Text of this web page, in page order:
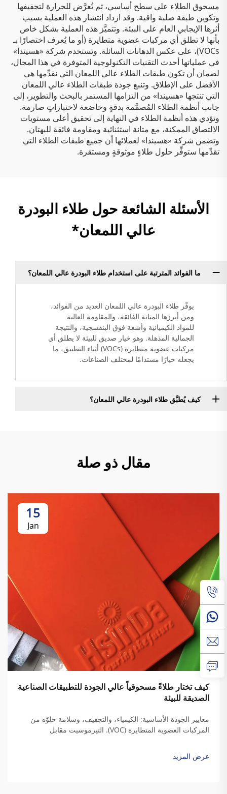
مسحوق الطلاء على سطح أساسي، ثم تُعرَّض للحرارة لتجفيفها
وتكوين طبقة صلبة واقية. وقد ازداد انتشار هذه العملية بسبب
أثرها الإيجابي العام على البيئة. وتتميَّز هذه العملية بشكل خاص
بأنها لا تطلق أي مركبات عضوية متطايرة (أو ما يُعرف اختصارًا بـ
VOCs)، على عكس الدهانات السائلة. وتستخدم شركة «هسيندا»
في عملياتها أحدث التقنيات التكنولوجية المتوفرة في هذا المجال،
لضمان أن تكون طبقات الطلاء عالي اللمعان التي نقدِّمها هي
الأفضل على الإطلاق. وتنبع جودة طبقات الطلاء عالي اللمعان
التي تنتجها «هسيندا» من التزامها المستمر بالبحث والتطوير، إلى
جانب أنظمة الطلاء المُصمَّمة بدقةٍ وخاضعة لاختباراتٍ صارمة.
وتؤدي هذه أنظمة الطلاء في النهاية إلى تحقيق أعلى مستويات
الالتصاق الممكنة، مع متانة استثنائية ومقاومة فائقة للبهتان.
وتضمن شركة «هسيندا» لعملائها أن جميع طبقات الطلاء التي
تقدِّمها ستوفِّر حلول طلاءٍ موثوقةٍ ومستقرة.
الأسئلة الشائعة حول طلاء البودرة
عالي اللمعان*
ما الفوائد المترتبة على استخدام طلاء البودرة عالي اللمعان؟
يوفّر طلاء البودرة عالي اللمعان العديد من الفوائد،
ومن أبرزها المتانة الفائقة، والمقاومة العالية
للمواد الكيميائية وأشعة فوق البنفسجية، والنتيجة
الجمالية المذهلة. وهو خيار صديق للبيئة لا يطلق أي
مركبات عضوية متطايرة (VOCs) أثناء التطبيق، ما
يجعله خيارًا مستدامًا لمختلف الصناعات.
كيف يُطبَّق طلاء البودرة عالي اللمعان؟
مقال ذو صلة
15
Jan
كيف تختار طلاءً مسحوقياً عالي الجودة للتطبيقات الصناعية
الصديقة للبيئة
معايير الجودة الأساسية: الكيمياء، والتجفيف، وسلامة خلوّه من
المركبات العضوية المتطايرة (VOC). التيرموسيت مقابل
الصناعية. وعندما يجف راتنج التيرموسيت، فإنه يكوّن روابط تشعبية
دائمة تمنحه فعلاً...
عرض المزيد